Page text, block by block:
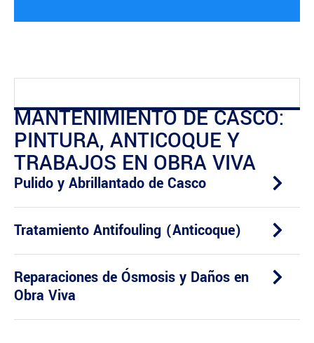
MANTENIMIENTO DE CASCO:
PINTURA, ANTICOQUE Y
TRABAJOS EN OBRA VIVA
Pulido y Abrillantado de Casco
Tratamiento Antifouling (Anticoque)
Reparaciones de Ósmosis y Daños en
Obra Viva